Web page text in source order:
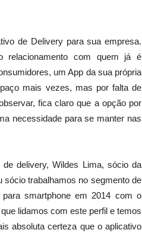
de Delivery para sua empresa.
relacionamento com quem já é
um App da sua própria
mais vezes, mas por falta de
fica claro que a opção por
necessidade para se manter nas
delivery, Wildes Lima, sócio da
sócio trabalhamos no segmento de
smartphone em 2014 com o
lidamos com este perfil e temos
absoluta certeza que o aplicativo